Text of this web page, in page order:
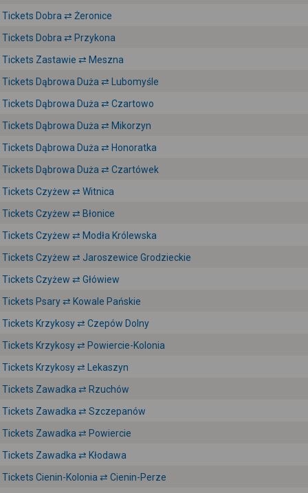
Tickets Dobra ⇄ Żeronice
Tickets Dobra ⇄ Przykona
Tickets Zastawie ⇄ Meszna
Tickets Dąbrowa Duża ⇄ Lubomyśle
Tickets Dąbrowa Duża ⇄ Czartowo
Tickets Dąbrowa Duża ⇄ Mikorzyn
Tickets Dąbrowa Duża ⇄ Honoratka
Tickets Dąbrowa Duża ⇄ Czartówek
Tickets Czyżew ⇄ Witnica
Tickets Czyżew ⇄ Błonice
Tickets Czyżew ⇄ Modła Królewska
Tickets Czyżew ⇄ Jaroszewice Grodzieckie
Tickets Czyżew ⇄ Główiew
Tickets Psary ⇄ Kowale Pańskie
Tickets Krzykosy ⇄ Czepów Dolny
Tickets Krzykosy ⇄ Powiercie-Kolonia
Tickets Krzykosy ⇄ Lekaszyn
Tickets Zawadka ⇄ Rzuchów
Tickets Zawadka ⇄ Szczepanów
Tickets Zawadka ⇄ Powiercie
Tickets Zawadka ⇄ Kłodawa
Tickets Cienin-Kolonia ⇄ Cienin-Perze